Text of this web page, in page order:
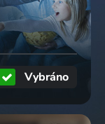
Vybráno